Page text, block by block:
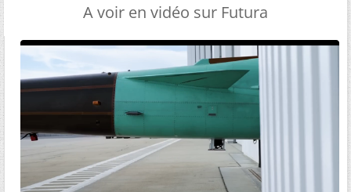
A voir en vidéo sur Futura